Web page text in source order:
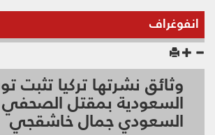
انفوغراف
وثائق نشرتها تركيا تثبت
السعودية بمقتل الصحفي
السعودي جمال خاشقجي